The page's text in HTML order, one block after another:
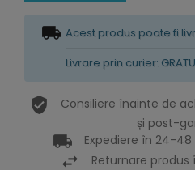
Acest produs poate fi
Livrare prin curier:
Consiliere înainte de
și post-
Expediere în 24-
Returnare produs